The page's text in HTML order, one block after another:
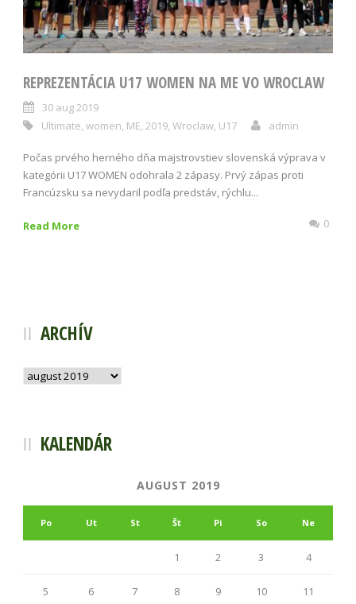
REPREZENTÁCIA U17 WOMEN NA ME VO WROCLAW
30 aug 2019
Ultimate, women, ME, 2019, Wroclaw, U17 admin
Počas prvého herného dňa majstrovstiev slovenská výprava v
kategórii U17 WOMEN odohrala 2 zápasy. Prvý zápas proti
Francúzsku sa nevydaril podľa predstáv, rýchlu...
Read More 0
ARCHÍV
Archív
KALENDÁR
AUGUST 2019
Po Ut St Št Pi So Ne
1 2 3 4
5 6 7 8 9 10 11